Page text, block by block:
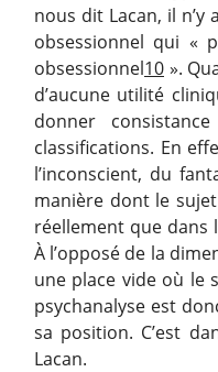
nous dit Lacan, il n’y
obsessionnel qui «
obsessionnel10 ».
d’aucune utilité
donner
classifications. En
l’inconscient, du
manière dont le
réellement que dans
À l’opposé de la
une place vide où le
psychanalyse est
sa position. C’est
Lacan.